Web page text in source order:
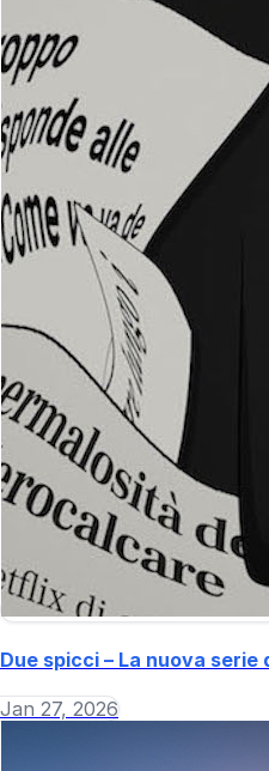
Due spicci – La nuova
Jan 27, 2026